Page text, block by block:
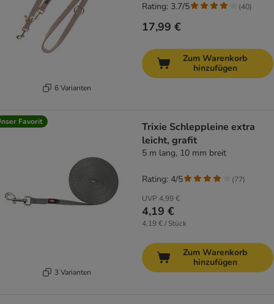
6 Varianten
17,99 €
Rating: 3.7/5 (40)
Zum Warenkorb
hinzufügen
Favorit
3 Varianten
Trixie Schleppleine extra
leicht, grafit
5 m lang, 10 mm breit
UVP 4,99 €
4,19 €
4,19 € / Stück
Rating: 4/5 (77)
Zum Warenkorb
hinzufügen